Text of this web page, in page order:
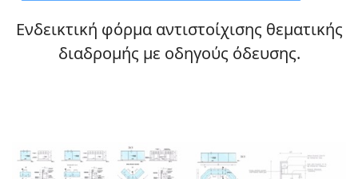
Ενδεικτική φόρμα αντιστοίχισης θεματικής
διαδρομής με οδηγούς όδευσης.